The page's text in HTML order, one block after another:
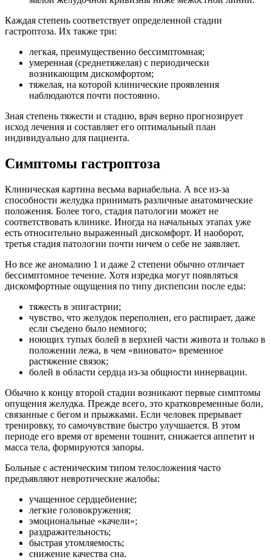
Каждая степень соответствует определенной стадии
гастроптоза. Их также три:
легкая, преимущественно бессимптомная;
умеренная (среднетяжелая) с периодически
возникающим дискомфортом;
тяжелая, на которой клинические проявления
наблюдаются почти постоянно.
Зная степень тяжести и стадию, врач верно прогнозирует
исход лечения и составляет его оптимальный план
индивидуально для пациента.
Симптомы гастроптоза
Клиническая картина весьма вариабельна. А все из-за
способности желудка принимать различные анатомические
положения. Более того, стадия патологии может не
соответствовать клинике. Иногда на начальных этапах уже
есть относительно выраженный дискомфорт. И наоборот,
третья стадия патологии почти ничем о себе не заявляет.
Но все же аномалию 1 и даже 2 степени обычно отличает
бессимптомное течение. Хотя изредка могут появляться
дискомфортные ощущения по типу диспепсии после еды:
тяжесть в эпигастрии;
чувство, что желудок переполнен, его распирает, даже
если съедено было немного;
ноющих тупых болей в верхней части живота и только в
положении лежа, в чем «виновато» временное
растяжение связок;
болей в области сердца из-за общности иннервации.
Обычно к концу второй стадии возникают первые симптомы
опущения желудка. Прежде всего, это кратковременные боли,
связанные с бегом и прыжками. Если человек прерывает
тренировку, то самочувствие быстро улучшается. В этом
периоде его время от времени тошнит, снижается аппетит и
масса тела, формируются запоры.
Больные с астеническим типом телосложения часто
предъявляют невротические жалобы:
учащенное сердцебиение;
легкие головокружения;
эмоциональные «качели»;
раздражительность;
быстрая утомляемость;
снижение качества сна.